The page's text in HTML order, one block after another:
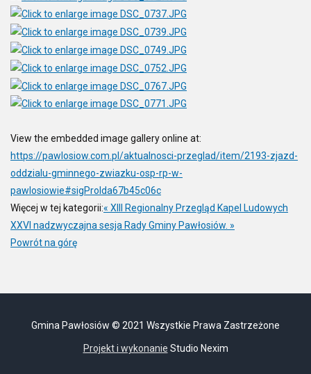
View the embedded image gallery online at:
https://pawlosiow.com.pl/aktualnosci-przeglad/item/2193-zjazd-
oddzialu-gminnego-zwiazku-osp-rp-w-
pawlosiowie#sigProIda67b45c06c
Więcej w tej kategorii:« XIII Regionalny Przegląd Kapel Ludowych
XXVI nadzwyczajna sesja Rady Gminy Pawłosiów. »
Powrót na górę
Gmina Pawłosiów © 2021 Wszystkie Prawa Zastrzeżone
Projekt i wykonanie Studio Nexim